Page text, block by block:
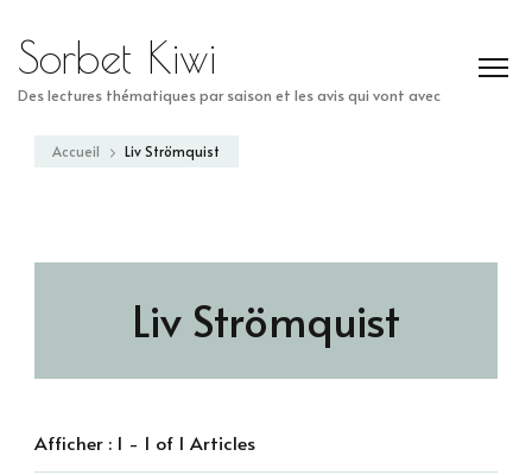
Sorbet Kiwi
Des lectures thématiques par saison et les avis qui vont avec
Accueil Liv Strömquist
Liv Strömquist
Afficher : 1 - 1 of 1 Articles